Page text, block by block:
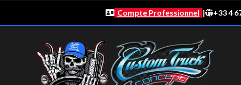
Compte Professionnel | +33 4